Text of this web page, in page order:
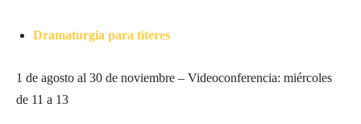
Dramaturgia para títeres
1 de agosto al 30 de noviembre – Videoconferencia: miércoles
de 11 a 13